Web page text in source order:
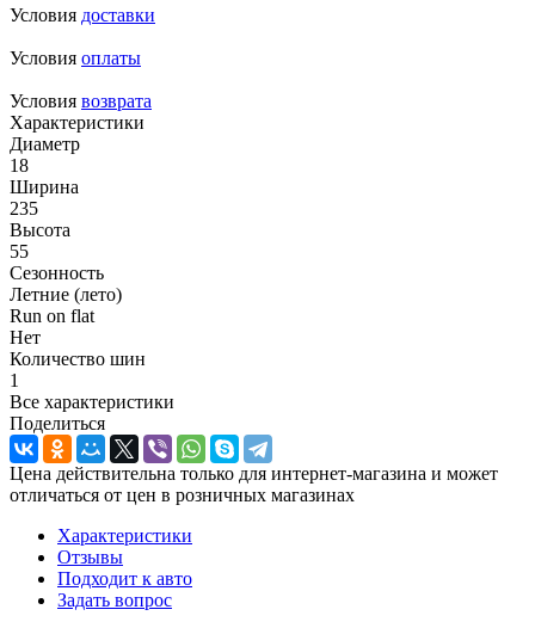
Условия доставки
Условия оплаты
Условия возврата
Характеристики
Диаметр
18
Ширина
235
Высота
55
Сезонность
Летние (лето)
Run on flat
Нет
Количество шин
1
Все характеристики
Поделиться
Цена действительна только для интернет-магазина и может
отличаться от цен в розничных магазинах
Характеристики
Отзывы
Подходит к авто
Задать вопрос